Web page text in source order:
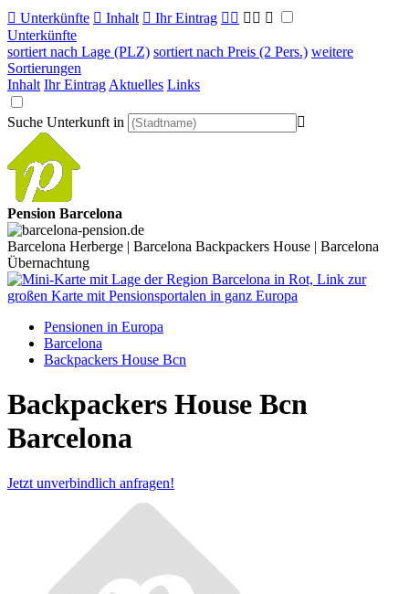
 Unterkünfte  Inhalt  Ihr Eintrag   
Unterkünfte
sortiert nach Lage (PLZ) sortiert nach Preis (2 Pers.) weitere
Sortierungen
Inhalt Ihr Eintrag Aktuelles Links
Suche Unterkunft in 
Pension Barcelona
Barcelona Herberge | Barcelona Backpackers House | Barcelona
Übernachtung
Pensionen in Europa
Barcelona
Backpackers House Bcn
Backpackers House Bcn
Barcelona
Jetzt unverbindlich anfragen!